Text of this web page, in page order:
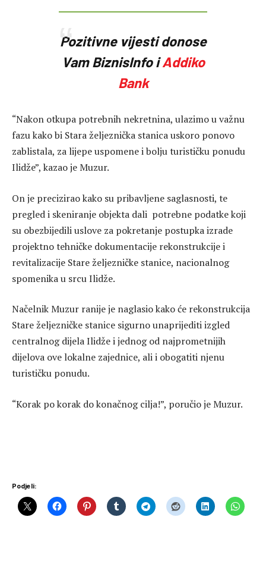
Pozitivne vijesti donose
Vam BiznisInfo iAddiko
Bank
“Nakon otkupa potrebnih nekretnina, ulazimo u važnu
fazu kako bi Stara željeznička stanica uskoro ponovo
zablistala, za lijepe uspomene i bolju turističku ponudu
Ilidže”, kazao je Muzur.
On je precizirao kako su pribavljene saglasnosti, te
pregled i skeniranje objekta dali potrebne podatke koji
su obezbijedili uslove za pokretanje postupka izrade
projektno tehničke dokumentacije rekonstrukcije i
revitalizacije Stare željezničke stanice, nacionalnog
spomenika u srcu Ilidže.
Načelnik Muzur ranije je naglasio kako će rekonstrukcija
Stare željezničke stanice sigurno unaprijediti izgled
centralnog dijela Ilidže i jednog od najprometnijih
dijelova ove lokalne zajednice, ali i obogatiti njenu
turističku ponudu.
“Korak po korak do konačnog cilja!”, poručio je Muzur.
Podjeli: